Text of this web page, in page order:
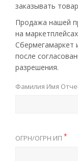
заказывать
Продажа нашей
на
Сбермегамаркет
после
разрешения.
Фамилия Имя
ОГРН/ОГРН ИП *